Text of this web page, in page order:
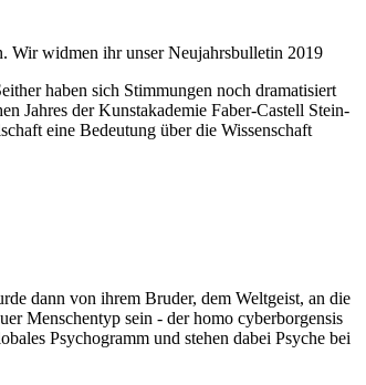
Wir widmen ihr unser Neujahrsbulletin 2019
haben sich Stimmungen noch dramatisiert
Jahres der Kunstakademie Faber-Castell Stein-
eine Bedeutung über die Wissenschaft
dann von ihrem Bruder, dem Weltgeist, an die
Menschentyp sein - der homo cyberborgensis
Psychogramm und stehen dabei Psyche bei